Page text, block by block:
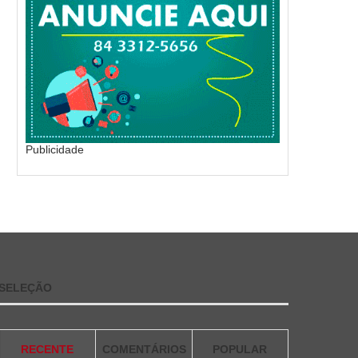
Publicidade
SELEÇÃO
RECENTE COMENTÁRIOS POPULAR